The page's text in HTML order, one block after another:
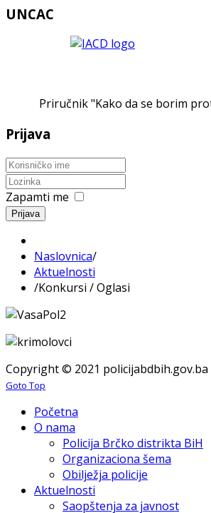
UNCAC
Priručnik "Kako da se borim
Prijava
Zapamti me
Prijava
Naslovnica/
Aktuelnosti
/Konkursi / Oglasi
Copyright © 2021 policijabdbih.gov.ba
Goto Top
Početna
O nama
Policija Brčko distrikta BiH
Organizaciona šema
Obilježja policije
Aktuelnosti
Saopštenja za javnost